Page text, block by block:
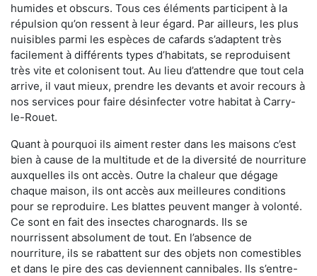
humides et obscurs. Tous ces éléments participent à la
répulsion qu’on ressent à leur égard. Par ailleurs, les plus
nuisibles parmi les espèces de cafards s’adaptent très
facilement à différents types d’habitats, se reproduisent
très vite et colonisent tout. Au lieu d’attendre que tout cela
arrive, il vaut mieux, prendre les devants et avoir recours à
nos services pour faire désinfecter votre habitat à Carry-
le-Rouet.
Quant à pourquoi ils aiment rester dans les maisons c’est
bien à cause de la multitude et de la diversité de nourriture
auxquelles ils ont accès. Outre la chaleur que dégage
chaque maison, ils ont accès aux meilleures conditions
pour se reproduire. Les blattes peuvent manger à volonté.
Ce sont en fait des insectes charognards. Ils se
nourrissent absolument de tout. En l’absence de
nourriture, ils se rabattent sur des objets non comestibles
et dans le pire des cas deviennent cannibales. Ils s’entre-